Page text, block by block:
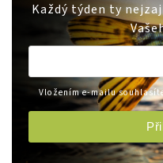
Každý týden ty
Vložením e-mailu